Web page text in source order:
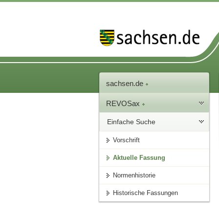
sachsen.de
REVOSax
Einfache Suche
Vorschrift
Aktuelle Fassung
Normenhistorie
Historische Fassungen